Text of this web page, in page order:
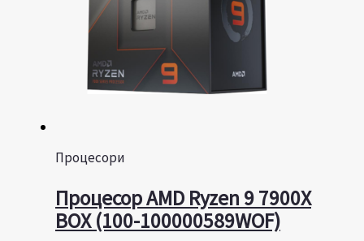
Процесори
Процесор AMD Ryzen 9 7900X
BOX (100-100000589WOF)